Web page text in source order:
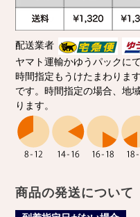
配送業者
ヤマト運輸かゆうパックに
時間指定もうけたまわりま
です。時間指定の場合、地
ります。
商品の発送について